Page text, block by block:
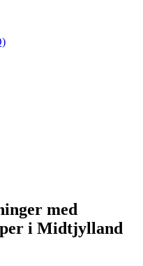
med
i Midtjylland